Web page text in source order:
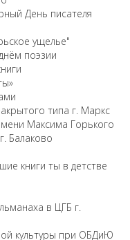
День писателя
ущелье"
поэзии
типа г. Маркс
Максима Горького
Балаково
книги ты в детстве
в ЦГБ г.
культуры при ОБДиЮ